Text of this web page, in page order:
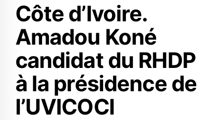
Côte d’Ivoire.
Amadou Koné
candidat du RHDP
à la présidence de
l’UVICOCI